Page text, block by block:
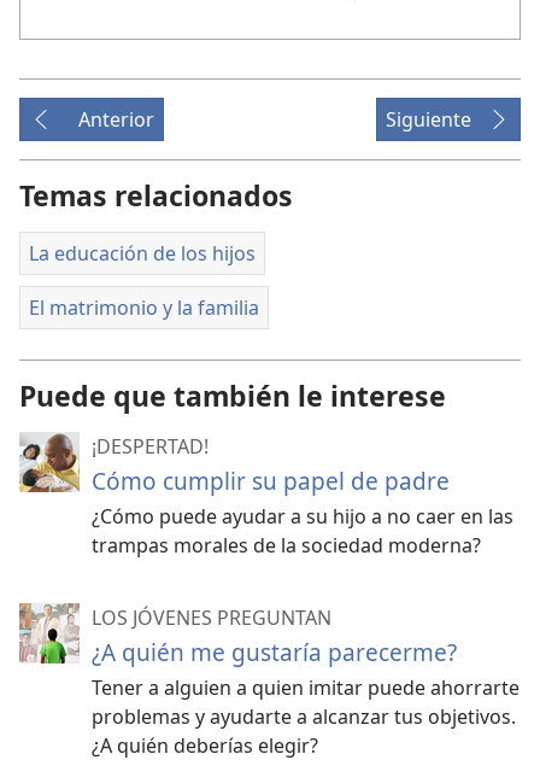
Anterior Siguiente
Temas relacionados
La educación de los hijos
El matrimonio y la familia
Puede que también le interese
¡DESPERTAD!
Cómo cumplir su papel de padre
¿Cómo puede ayudar a su hijo a no caer en las
trampas morales de la sociedad moderna?
LOS JÓVENES PREGUNTAN
¿A quién me gustaría parecerme?
Tener a alguien a quien imitar puede ahorrarte
problemas y ayudarte a alcanzar tus objetivos.
¿A quién deberías elegir?